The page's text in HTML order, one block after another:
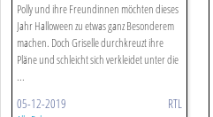
Polly und ihre Freundinnen möchten dieses
Jahr Halloween zu etwas ganz Besonderem
machen. Doch Griselle durchkreuzt ihre
Pläne und schleicht sich verkleidet unter die
...
05-12-2019 RTL